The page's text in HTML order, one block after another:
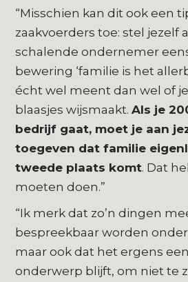
“Misschien kan dit ook een
zaakvoerders toe: stel jezelf
schalende ondernemer
bewering ‘familie is het
écht wel meent dan wel of
blaasjes wijsmaakt.Als je
bedrijf gaat, moet je aan
toegeven dat familie
tweede plaats komt. Dat
moeten doen.”
“Ik merk dat zo’n dingen
bespreekbaar worden
maar ook dat het ergens
onderwerp blijft, om niet te